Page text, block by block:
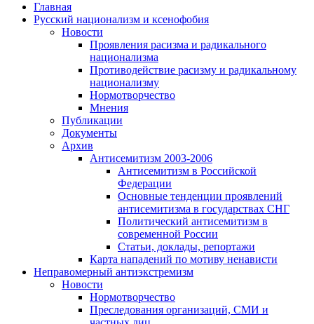
Главная
Русский национализм и ксенофобия
Новости
Проявления расизма и радикального
национализма
Противодействие расизму и радикальному
национализму
Нормотворчество
Мнения
Публикации
Документы
Архив
Антисемитизм 2003-2006
Антисемитизм в Российской
Федерации
Основные тенденции проявлений
антисемитизма в государствах СНГ
Политический антисемитизм в
современной России
Статьи, доклады, репортажи
Карта нападений по мотиву ненависти
Неправомерный антиэкстремизм
Новости
Нормотворчество
Преследования организаций, СМИ и